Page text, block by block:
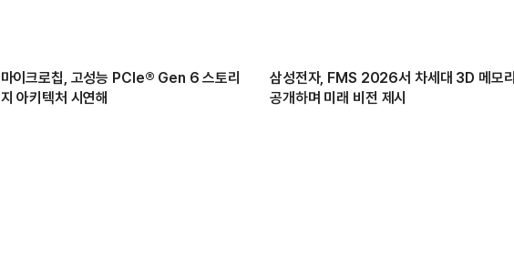
마이크로칩, 고성능 PCIe® Gen 6 스토리
지 아키텍처 시연해
삼성전자, FMS 2026서 차세대 3D 메모리
공개하며 미래 비전 제시